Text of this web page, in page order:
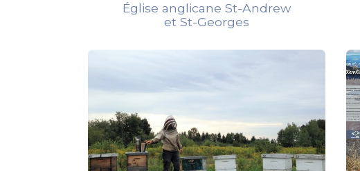
Église anglicane St-Andrew
et St-Georges